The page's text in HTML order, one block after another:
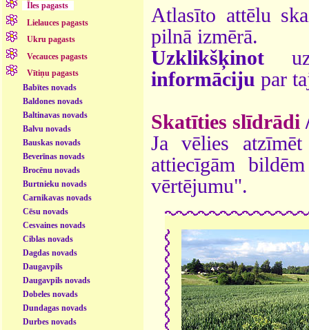
Īles pagasts
Lielauces pagasts
Ukru pagasts
Vecauces pagasts
Vītiņu pagasts
Babītes novads
Baldones novads
Baltinavas novads
Balvu novads
Bauskas novads
Beverīnas novads
Brocēnu novads
Burtnieku novads
Carnikavas novads
Cēsu novads
Cesvaines novads
Ciblas novads
Dagdas novads
Daugavpils
Daugavpils novads
Dobeles novads
Dundagas novads
Durbes novads
Atlasīto attēlu
pilnā izmērā.
Uzklikšķinot
informāciju par
Skatīties slīdrādi
Ja vēlies
attiecīgām
vērtējumu".